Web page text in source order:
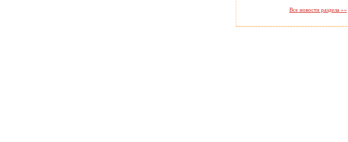
Все новости раздела »»